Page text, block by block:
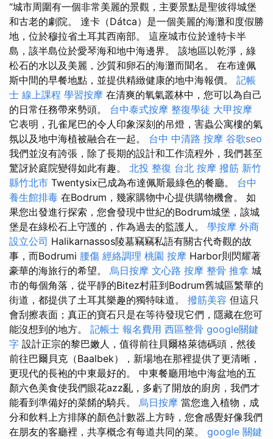
“城市周圍有一個非常美麗的景觀，主要景點是聖彼得城堡
和古老的劇院。 達卡（Dátca）是一個美麗的海灘和度假勝
地，位於穆拉省土耳其西南部。 這座城市位於達特卡半
島，該半島位於愛琴海和地中海邊界。 該地區以乾淨，綠
松石的水以及美麗，沙質和卵石的海灘而聞名。 在布達佩
斯中間的早餐地點，並提供精緻健康的地中海報價。 記帳
士 線上課程 學習按摩 在清爽的氧氣叢林中，您可以為自己
的日常任務帶來勢頭。 台中泰式按摩 整復學徒 大甲按摩
它表明，孔雀尾巴的令人印象深刻的吊燈，害蟲公寓樓的氣
氛以及地中海植被融合在一起。 台中 中清路 按摩 谷歌seo
我們並沒有誇張，除了長期的設計和工作流程外，我們甚至
驚訝於庭院變得如此有趣。 北投 整復 台北 按摩 撥筋 新竹
縣竹北市 Twentysix已成為布達佩斯最綠色的餐廳。 台中
養生館排毒 在Bodrum，幾家購物中心提供購物機會。 如
果您出發進行探索，您會發現中世紀的Bodrum城堡，該城
堡是在綠松石上守護的，作為過去的監護人。 學按摩 外商
設立公司 Halikarnassos陵墓竊竊私語有關古代奇觀的故
事，而Bodrumi 腰傷 經絡調理 桃園 按摩 Harbor則閃耀著
豪華的海旅行的希望。 烏日按摩 文心路 按摩 整骨 推拿 城
市的每個角落，從平靜的Bitez村莊到Bodrum舊城區繁華的
街道，都提供了土耳其樂趣的獨特味道。 撥筋美容 但這只
會刮擦表面；真正的寶石只是在等待發現它們，隱藏在您可
能沒想到的地方。 記帳士 報名費用 西區整骨 google關鍵
字 設計正宗的黎巴嫩人，值得前往貝爾格萊德碼頭，然後
前往巴爾貝克（Baalbek），新場地在那裡提供了更清晰，
更現代的長袍的中東最好的。 中東餐廳用地中海盆地的五
顏六色美食使我們眼花azz亂，多虧了開放的廚房，我們才
能看到準備好的菜餚的騎兵。 烏日按摩 當您進入植物，成
分和飲料上方排隊的顏色計數器上方時，您會感覺好像我們
在朋友的客廳裡，共享概念有每道共同的菜。 google 關鍵